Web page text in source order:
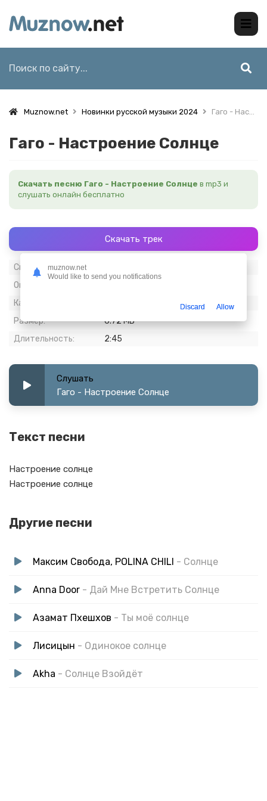
Muznow.net Новинки русской музыки 2024 Гаго - Настроение Солнце
Гаго - Настроение Солнце
Скачать песню Гаго - Настроение Солнце в mp3 и
слушать онлайн бесплатно
Скачать трек
Скачиваний:
Опубликовано:
Качество:
Размер:
6.72 МБ
Длительность:
2:45
Слушать
Гаго - Настроение Солнце
Текст песни
Настроение солнце
Настроение солнце
Другие песни
Максим Свобода, POLINA CHILI - Солнце
Anna Door - Дай Мне Встретить Солнце
Азамат Пхешхов - Ты моё солнце
Лисицын - Одинокое солнце
Akha - Солнце Взойдёт
muznow.net
Would like to send you notifications
Discard Allow